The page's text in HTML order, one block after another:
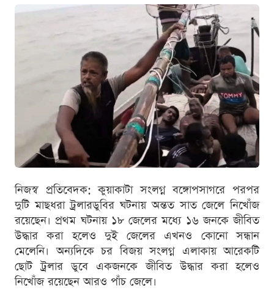
নিজস্ব প্রতিবেদক: কুয়াকাটা সংলগ্ন বঙ্গোপসাগরে পরপর
দুটি মাছধরা ট্রলারডুবির ঘটনায় অন্তত সাত জেলে নিখোঁজ
রয়েছেন। প্রথম ঘটনায় ১৮ জেলের মধ্যে ১৬ জনকে জীবিত
উদ্ধার করা হলেও দুই জেলের এখনও কোনো সন্ধান
মেলেনি। অন্যদিকে চর বিজয় সংলগ্ন এলাকায় আরেকটি
ছোট ট্রলার ডুবে একজনকে জীবিত উদ্ধার করা হলেও
নিখোঁজ রয়েছেন আরও পাঁচ জেলে।